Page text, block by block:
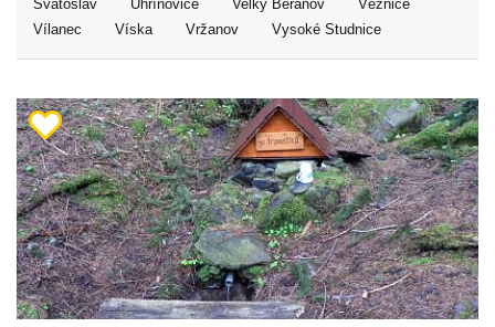
Svatoslav Uhřínovice Velký Beranov
Věžnice
Vílanec
Víska Vržanov Vysoké Studnice